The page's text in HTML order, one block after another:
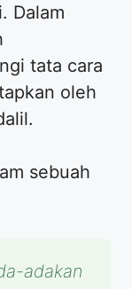
Dalam
tata cara
oleh
sebuah
adakan